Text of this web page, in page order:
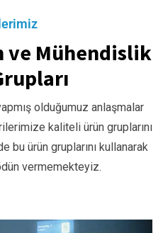
ve Mühendislik
olduğumuz anlaşmalar
kaliteli ürün gruplarını
bu ürün gruplarını kullanarak
vermemekteyiz.